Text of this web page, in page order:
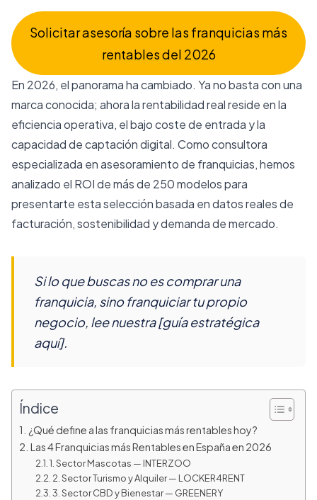
Solicitar asesoría sobre las franquicias más
rentables del 2026
En 2026, el panorama ha cambiado. Ya no basta con una
marca conocida; ahora la rentabilidad real reside en la
eficiencia operativa, el bajo coste de entrada y la
capacidad de captación digital. Como consultora
especializada en asesoramiento de franquicias, hemos
analizado el ROI de más de 250 modelos para
presentarte esta selección basada en datos reales de
facturación, sostenibilidad y demanda de mercado.
Si lo que buscas no es comprar una
franquicia, sino franquiciar tu propio
negocio, lee nuestra [guía estratégica
aquí].
Índice
¿Qué define a las franquicias más rentables hoy?
Las 4 Franquicias más Rentables en España en 2026
1. Sector Mascotas — INTERZOO
2. Sector Turismo y Alquiler — LOCKER4RENT
3. Sector CBD y Bienestar — GREENERY